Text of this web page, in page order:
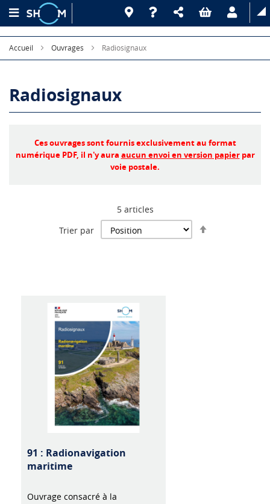
Accueil Ouvrages Radiosignaux
Radiosignaux
Ces ouvrages sont fournis exclusivement au format
numérique PDF, il n'y aura aucun envoi en version papierpar
voie postale.
5articles
Trier par
91 : Radionavigation
maritime
Ouvrage consacré à la